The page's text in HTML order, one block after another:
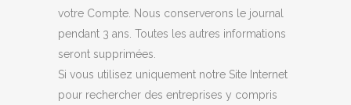
votre Compte. Nous conserverons le journal
pendant 3 ans. Toutes les autres informations
seront supprimées.
Si vous utilisez uniquement notre Site Internet
pour rechercher des entreprises y compris